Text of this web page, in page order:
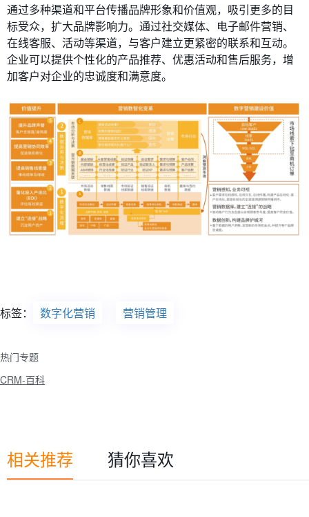
通过多种渠道和平台传播品牌形象和价值观，吸引更多的目
标受众，扩大品牌影响力。通过社交媒体、电子邮件营销、
在线客服、活动等渠道，与客户建立更紧密的联系和互动。
企业可以提供个性化的产品推荐、优惠活动和售后服务，增
加客户对企业的忠诚度和满意度。
标签： 数字化营销 营销管理
热门专题
CRM-百科
相关推荐 猜你喜欢